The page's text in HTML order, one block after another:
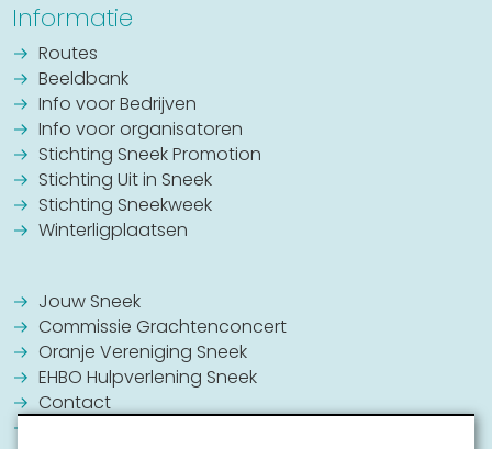
Informatie
Routes
Beeldbank
Info voor Bedrijven
Info voor organisatoren
Stichting Sneek Promotion
Stichting Uit in Sneek
Stichting Sneekweek
Winterligplaatsen
Jouw Sneek
Commissie Grachtenconcert
Oranje Vereniging Sneek
EHBO Hulpverlening Sneek
Contact